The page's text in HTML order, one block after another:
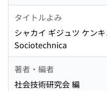
タイトルよみ
シャカイ ギジュツ ケン
Sociotechnica
著者・編者
社会技術研究会 編